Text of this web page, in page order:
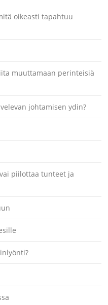
oikeasti tapahtuu
muuttamaan perinteisiä
johtamisen ydin?
piilottaa tunteet ja